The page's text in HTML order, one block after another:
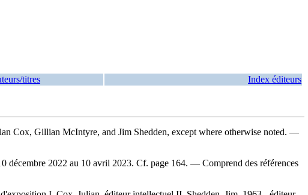
titres Index éditeurs
Cox, Gillian McIntyre, and Jim Shedden, except where otherwise noted. —
2022 au 10 avril 2023. Cf. page 164. — Comprend des références